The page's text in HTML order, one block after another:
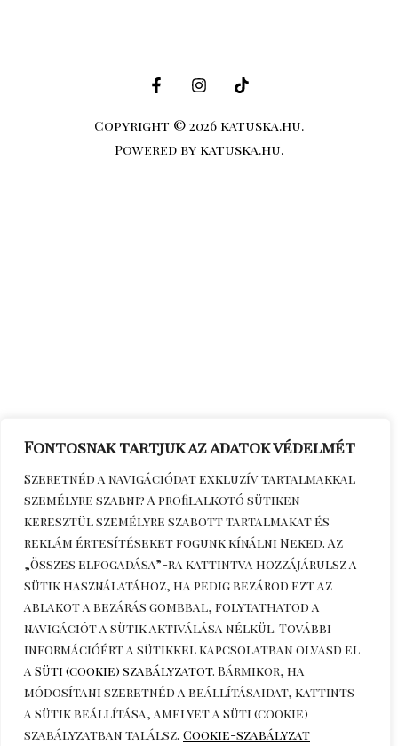
Fontosnak tartjuk az adatok védelmét
Szeretnéd a navigációdat exkluzív tartalmakkal
személyre szabni? A profilalkotó sütiken
keresztül személyre szabott tartalmakat és
reklám értesítéseket fogunk kínálni Neked. Az
„Összes elfogadása”-ra kattintva hozzájárulsz a
sütik használatához, ha pedig bezárod ezt az
ablakot a bezárás gombbal, folytathatod a
navigációt a sütik aktiválása nélkül. További
információért a sütikkel kapcsolatban olvasd el
a Süti (cookie) szabályzatot. Bármikor, ha
módosítani szeretnéd a beállításaidat, kattints
a Sütik beállítása, amelyet a Süti (cookie)
szabályzatban találsz. Cookie-szabályzat
Copyright © 2026 katuska.hu.
Powered by katuska.hu.